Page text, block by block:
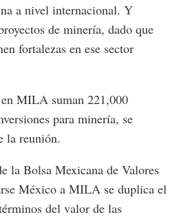
a nivel internacional. Y
de minería, dado que
fortalezas en ese sector
MILA suman 221,000
para minería, se
la reunión.
la Bolsa Mexicana de Valores
México a MILA se duplica el
del valor de las